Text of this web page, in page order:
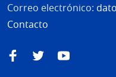
Correo electrónico:
Contacto
FacebookTwitterYouTube